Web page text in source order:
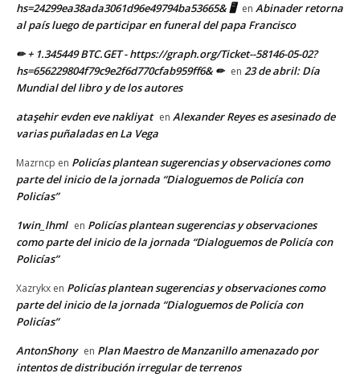
hs=24299ea38ada3061d96e49794ba53665& 🖥 en Abinader retorna
al país luego de participar en funeral del papa Francisco
✏ + 1.345449 BTC.GET - https://graph.org/Ticket--58146-05-02?
hs=656229804f79c9e2f6d770cfab959ff6& ✏ en 23 de abril: Día
Mundial del libro y de los autores
ataşehir evden eve nakliyat en Alexander Reyes es asesinado de
varias puñaladas en La Vega
Mazrncp en Policías plantean sugerencias y observaciones como
parte del inicio de la jornada “Dialoguemos de Policía con
Policías”
1win_lhml en Policías plantean sugerencias y observaciones
como parte del inicio de la jornada “Dialoguemos de Policía con
Policías”
Xazrykx en Policías plantean sugerencias y observaciones como
parte del inicio de la jornada “Dialoguemos de Policía con
Policías”
AntonShony en Plan Maestro de Manzanillo amenazado por
intentos de distribución irregular de terrenos